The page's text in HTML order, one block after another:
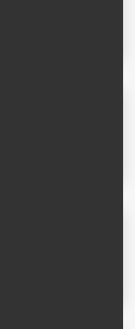
طراحی